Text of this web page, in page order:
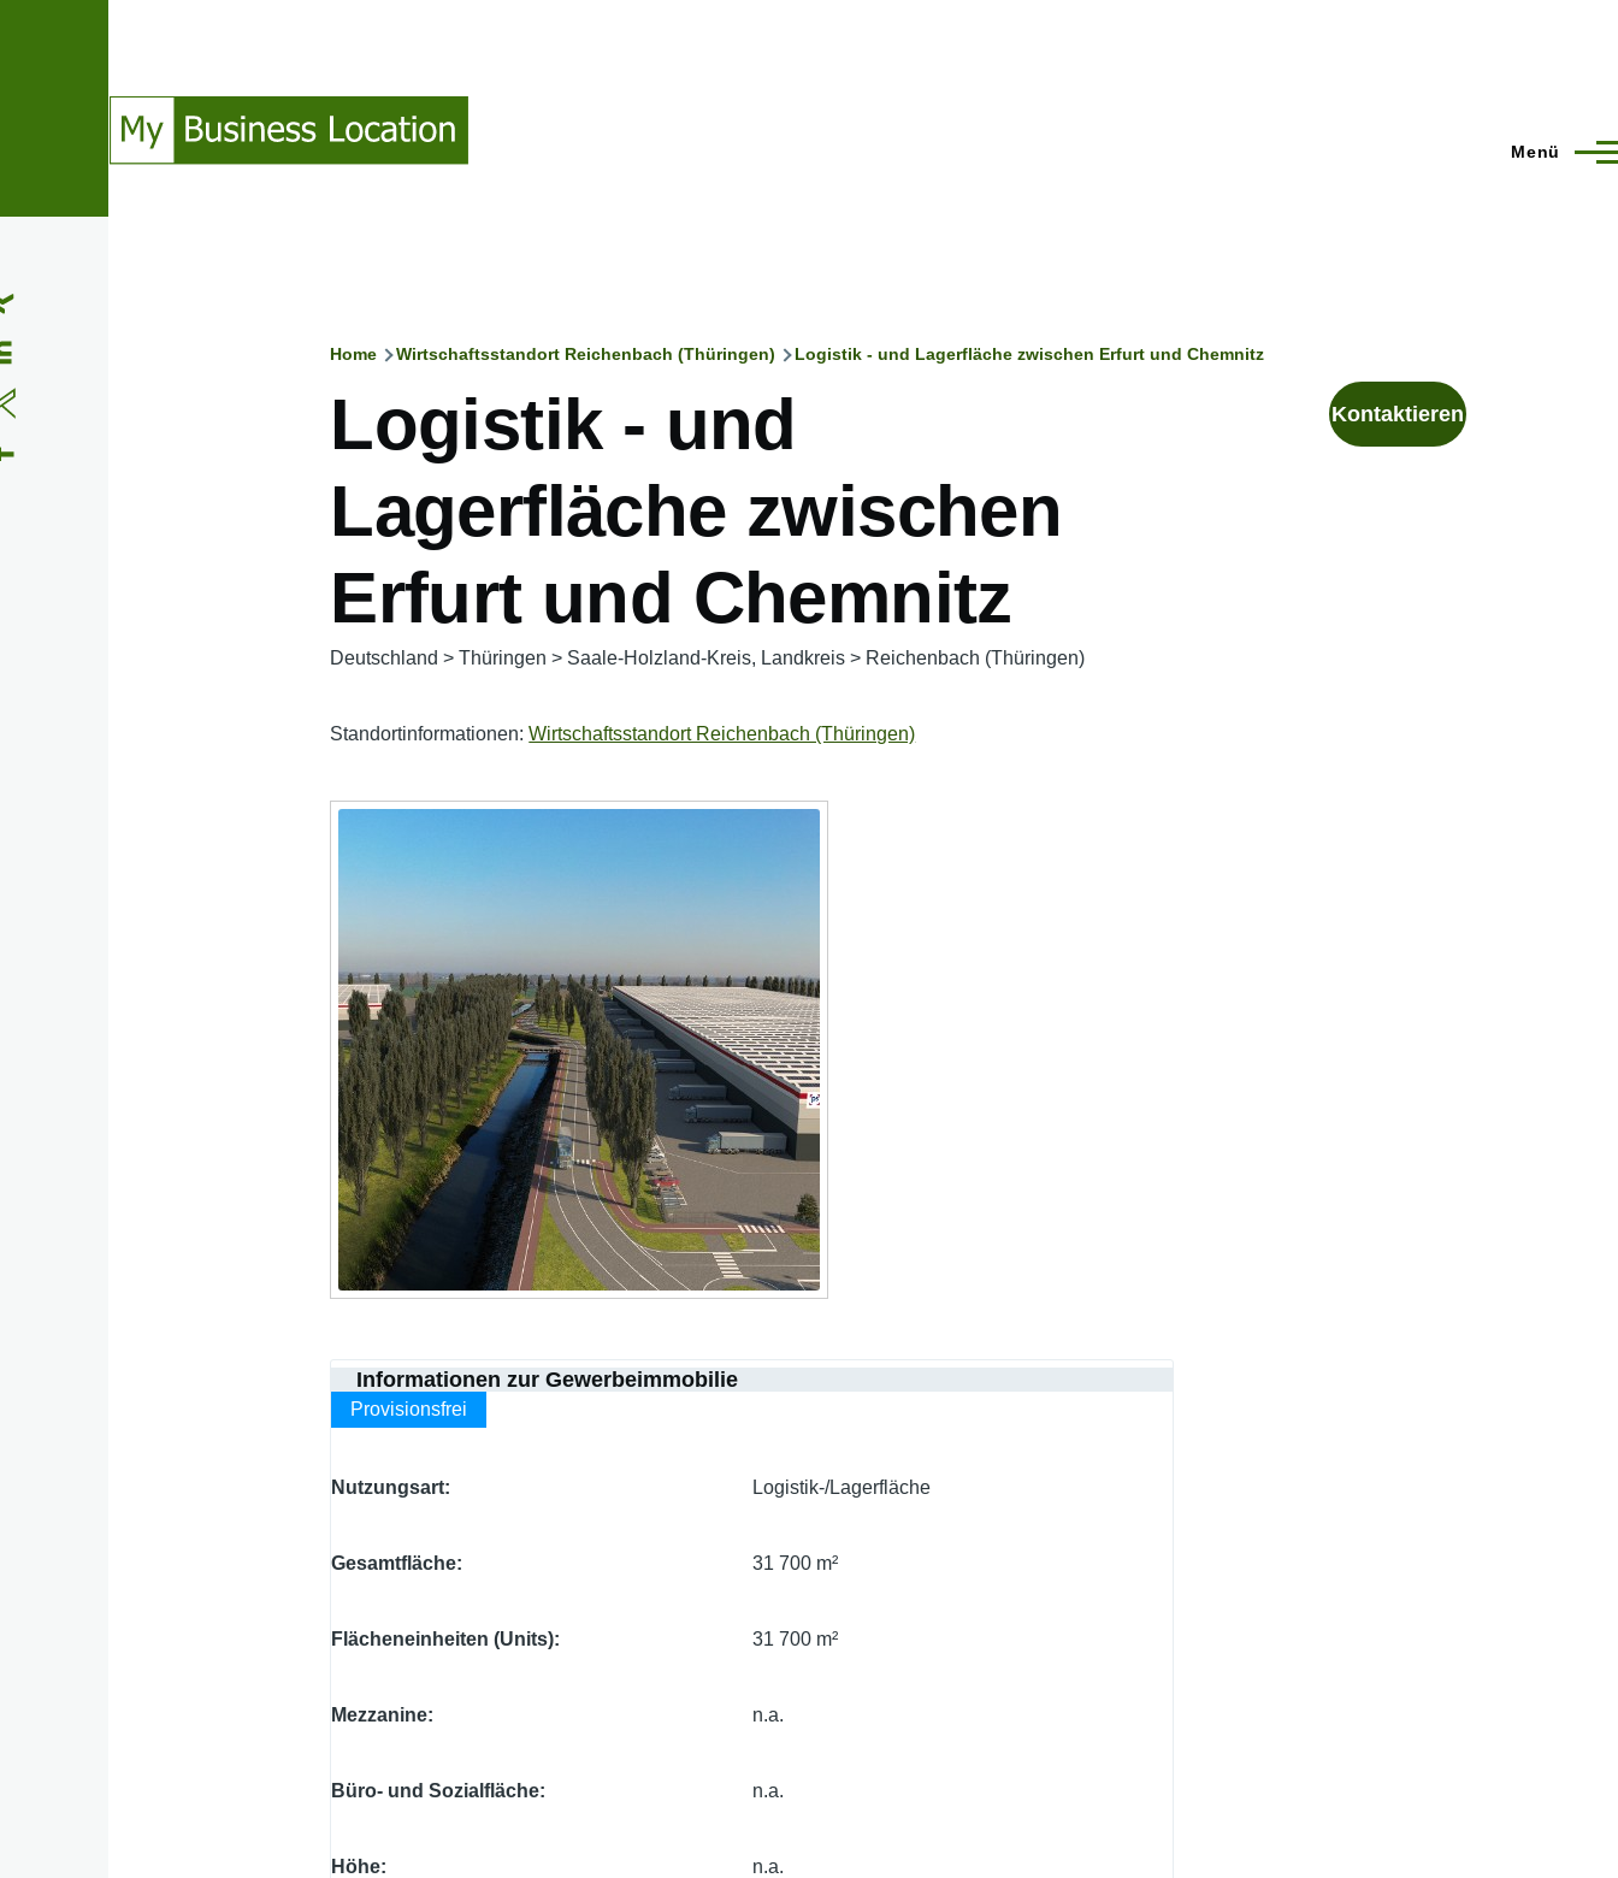
Menü
Home Wirtschaftsstandort Reichenbach (Thüringen) Logistik - und Lagerfläche zwischen Erfurt und Chemnitz
Logistik - und
Lagerfläche zwischen
Erfurt und Chemnitz
Deutschland >Thüringen > Saale-Holzland-Kreis, Landkreis > Reichenbach (Thüringen)
Standortinformationen:Wirtschaftsstandort Reichenbach (Thüringen)
Informationen zur Gewerbeimmobilie
Provisionsfrei
Nutzungsart Logistik-/Lagerfläche
Gesamtfläche 31 700 m²
Flächeneinheiten (Units) 31 700 m²
Mezzanine n.a.
Büro- und Sozialfläche n.a.
Höhe n.a.
Kontaktieren
(Opens in a new window)
(Opens in a new window)
(Opens in a new window)
(Opens in a new window)